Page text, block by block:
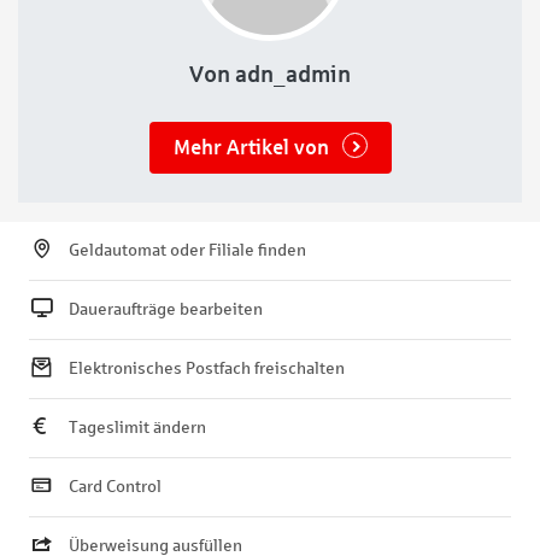
Von adn_admin
Mehr Artikel von
Geldautomat oder Filiale finden
Daueraufträge bearbeiten
Elektronisches Postfach freischalten
Tageslimit ändern
Card Control
Überweisung ausfüllen